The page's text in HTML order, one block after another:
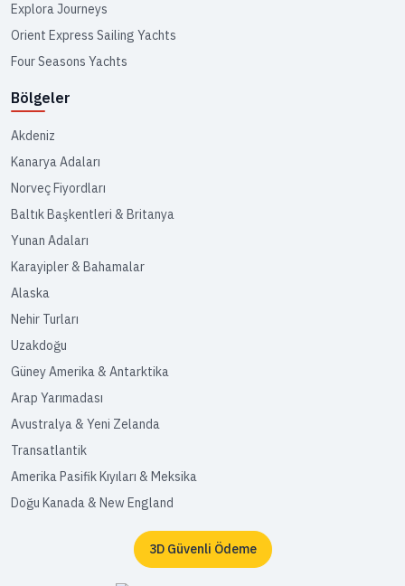
Explora Journeys
Orient Express Sailing Yachts
Four Seasons Yachts
Bölgeler
Akdeniz
Kanarya Adaları
Norveç Fiyordları
Baltık Başkentleri & Britanya
Yunan Adaları
Karayipler & Bahamalar
Alaska
Nehir Turları
Uzakdoğu
Güney Amerika & Antarktika
Arap Yarımadası
Avustralya & Yeni Zelanda
Transatlantik
Amerika Pasifik Kıyıları & Meksika
Doğu Kanada & New England
3D Güvenli Ödeme